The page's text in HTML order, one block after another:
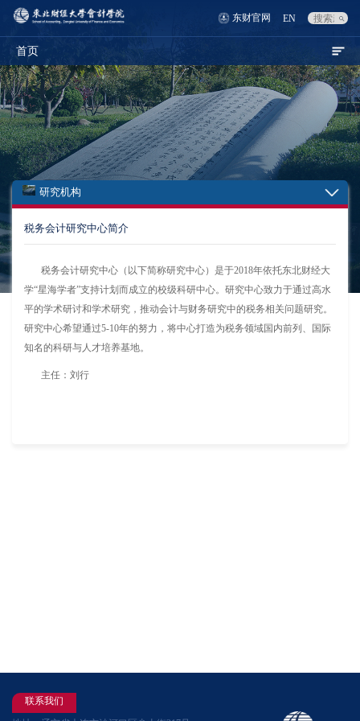
东财官网 EN
首页
研究机构
税务会计研究中心简介
税务会计研究中心（以下简称研究中心）是于2018年依托东北财经大
学“星海学者”支持计划而成立的校级科研中心。研究中心致力于通过高水
平的学术研讨和学术研究，推动会计与财务研究中的税务相关问题研究。
研究中心希望通过5-10年的努力，将中心打造为税务领域国内前列、国际
知名的科研与人才培养基地。
主任：刘行
联系我们